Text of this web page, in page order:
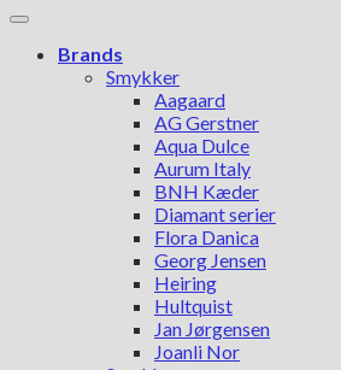
Brands
Smykker
Aagaard
AG Gerstner
Aqua Dulce
Aurum Italy
BNH Kæder
Diamant serier
Flora Danica
Georg Jensen
Heiring
Hultquist
Jan Jørgensen
Joanli Nor